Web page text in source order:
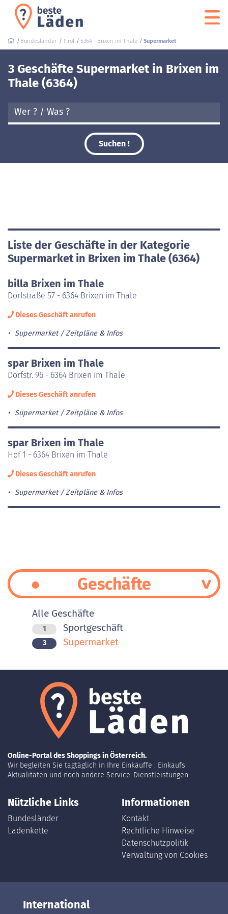
Bundesländer Tirol 6364 - Brixen im Thale Supermarket
3 Geschäfte Supermarket in Brixen im
Thale (6364)
Suchen !
Liste der Geschäfte in der Kategorie
Supermarket in Brixen im Thale (6364)
billa Brixen im Thale
Dorfstraße 57 - 6364 Brixen im Thale
Dieses Geschäft anrufen
Supermarket Zeitpläne & Infos
spar Brixen im Thale
Dorfstr. 96 - 6364 Brixen im Thale
Dieses Geschäft anrufen
Supermarket Zeitpläne & Infos
spar Brixen im Thale
Hof 1 - 6364 Brixen im Thale
Dieses Geschäft anrufen
Supermarket Zeitpläne & Infos
Geschäfte
Alle Geschäfte
1 Sportgeschäft
3 Supermarket
Online-Portal des Shoppings in Österreich.
Wir begleiten Sie tagtäglich in Ihre Einkäuffe : Einkaufs
Aktualitäten und noch andere Service-Dienstleistungen.
Nützliche Links
Bundesländer
Ladenkette
Informationen
Kontakt
Rechtliche Hinweise
Datenschutzpolitik
Verwaltung von Cookies
International